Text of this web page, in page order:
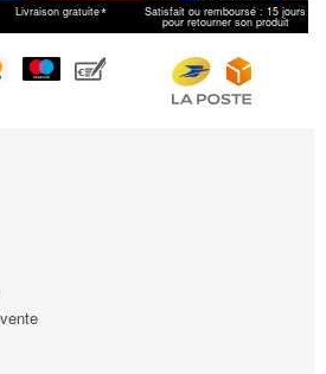
Livraison gratuite* Satisfait ou remboursé : 15 jours
pour retourner son produit